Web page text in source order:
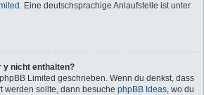
. Eine deutschsprachige Anlaufstelle ist unter
y nicht enthalten?
Limited geschrieben. Wenn du denkst, dass
werden sollte, dann besuche phpBB Ideas, wo du